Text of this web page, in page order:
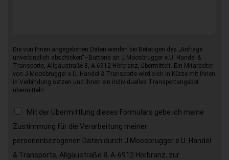
Die von Ihnen angegebenen Daten werden bei Betätigen des „Anfrage
unverbindlich abschicken“–Buttons an J.Moosbrugger e.U. Handel &
Transporte, Allgäustraße 8, A-6912 Hörbranz, übermittelt. Ein Mitarbeiter
von J.Moosbrugger e.U. Handel & Transporte wird sich in Kürze mit Ihnen
in Verbindung setzen und Ihnen ein individuelles Transportangebot
übermitteln.
Mit der Übermittlung dieses Formulars gebe ich meine
Zustimmung für die Verarbeitung meiner
personenbezogenen Daten durch J.Moosbrugger e.U. Handel
& Transporte, Allgäustraße 8, A-6912 Hörbranz, zur